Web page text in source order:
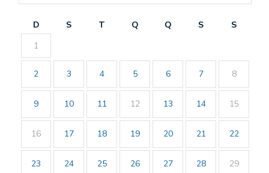
D S T Q Q S
S
1
2 3 4 5 6 7 8
9 10 11 12 13 14 15
16 17 18 19 20 21 22
23 24 25 26 27 28 29